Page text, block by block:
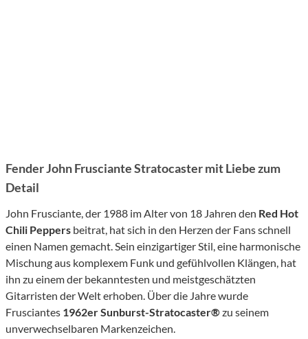
Fender John Frusciante Stratocaster mit Liebe zum
Detail
John Frusciante, der 1988 im Alter von 18 Jahren den Red Hot
Chili Peppers beitrat, hat sich in den Herzen der Fans schnell
einen Namen gemacht. Sein einzigartiger Stil, eine harmonische
Mischung aus komplexem Funk und gefühlvollen Klängen, hat
ihn zu einem der bekanntesten und meistgeschätzten
Gitarristen der Welt erhoben. Über die Jahre wurde
Frusciantes 1962er Sunburst-Stratocaster®zu seinem
unverwechselbaren Markenzeichen.